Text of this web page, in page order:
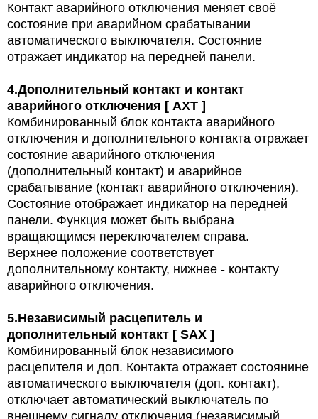
Контакт аварийного отключения меняет своё
состояние при аварийном срабатывании
автоматического выключателя. Состояние
отражает индикатор на передней панели.
4.Дополнительный контакт и контакт
аварийного отключения [ AXT ]
Комбинированный блок контакта аварийного
отключения и дополнительного контакта отражает
состояние аварийного отключения
(дополнительный контакт) и аварийное
срабатывание (контакт аварийного отключения).
Состояние отображает индикатор на передней
панели. Функция может быть выбрана
вращающимся переключателем справа.
Верхнее положение соответствует
дополнительному контакту, нижнее - контакту
аварийного отключения.
5.Независимый расцепитель и
дополнительный контакт [ SAX ]
Комбинированный блок независимого
расцепителя и доп. Контакта отражает состоянине
автоматического выключателя (доп. контакт),
отключает автоматический выключатель по